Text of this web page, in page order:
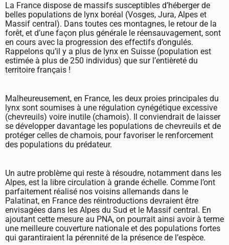
La France dispose de massifs susceptibles d’héberger de
belles populations de lynx boréal (Vosges, Jura, Alpes et
Massif central). Dans toutes ces montagnes, le retour de la
forêt, et d’une façon plus générale le réensauvagement, sont
en cours avec la progression des effectifs d’ongulés.
Rappelons qu’il y a plus de lynx en Suisse (population est
estimée à plus de 250 individus) que sur l’entièreté du
territoire français !
Malheureusement, en France, les deux proies principales du
lynx sont soumises à une régulation cynégétique excessive
(chevreuils) voire inutile (chamois). Il conviendrait de laisser
se développer davantage les populations de chevreuils et de
protéger celles de chamois, pour favoriser le renforcement
des populations du prédateur.
Un autre problème qui reste à résoudre, notamment dans les
Alpes, est la libre circulation à grande échelle. Comme l’ont
parfaitement réalisé nos voisins allemands dans le
Palatinat, en France des réintroductions devraient être
envisagées dans les Alpes du Sud et le Massif central. En
ajoutant cette mesure au PNA, on pourrait ainsi avoir à terme
une meilleure couverture nationale et des populations fortes
qui garantiraient la pérennité de la présence de l’espèce.